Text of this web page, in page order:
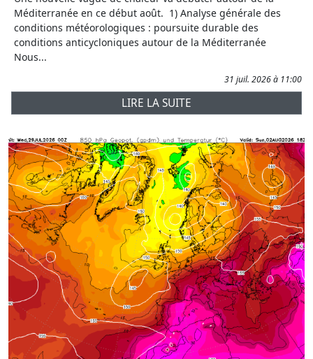
Méditerranée en ce début août. 1) Analyse générale des
conditions météorologiques : poursuite durable des
conditions anticycloniques autour de la Méditerranée
Nous...
31 juil. 2026 à 11:00
LIRE LA SUITE